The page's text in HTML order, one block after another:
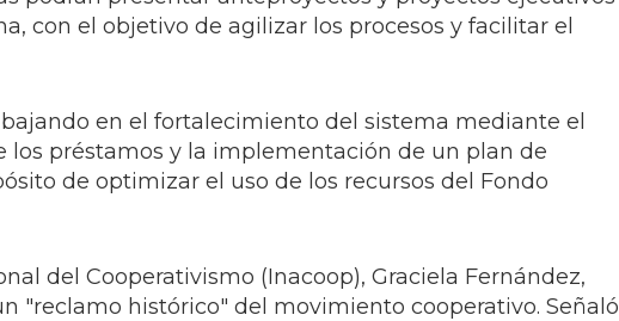
con el objetivo de agilizar los procesos y facilitar el
en el fortalecimiento del sistema mediante el
préstamos y la implementación de un plan de
de optimizar el uso de los recursos del Fondo
del Cooperativismo (Inacoop), Graciela Fernández,
"reclamo histórico" del movimiento cooperativo. Señaló